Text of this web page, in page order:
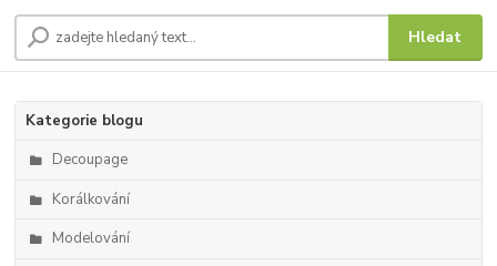
Hledat
Kategorie blogu
Decoupage
Korálkování
Modelování